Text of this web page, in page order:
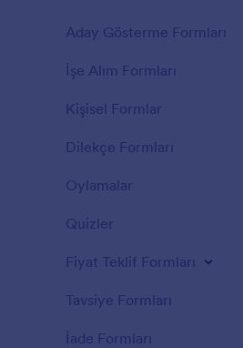
Aday Gösterme Formları
İşe Alım Formları
Kişisel Formlar
Dilekçe Formları
Oylamalar
Quizler
Fiyat Teklif Formları
Tavsiye Formları
İade Formları